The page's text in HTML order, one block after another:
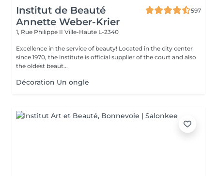
Institut de Beauté
Annette Weber-Krier
597
1, Rue Philippe II Ville-Haute L-2340
Excellence in the service of beauty! Located in the city center
since 1970, the institute is official supplier of the court and also
the oldest beaut...
Décoration Un ongle